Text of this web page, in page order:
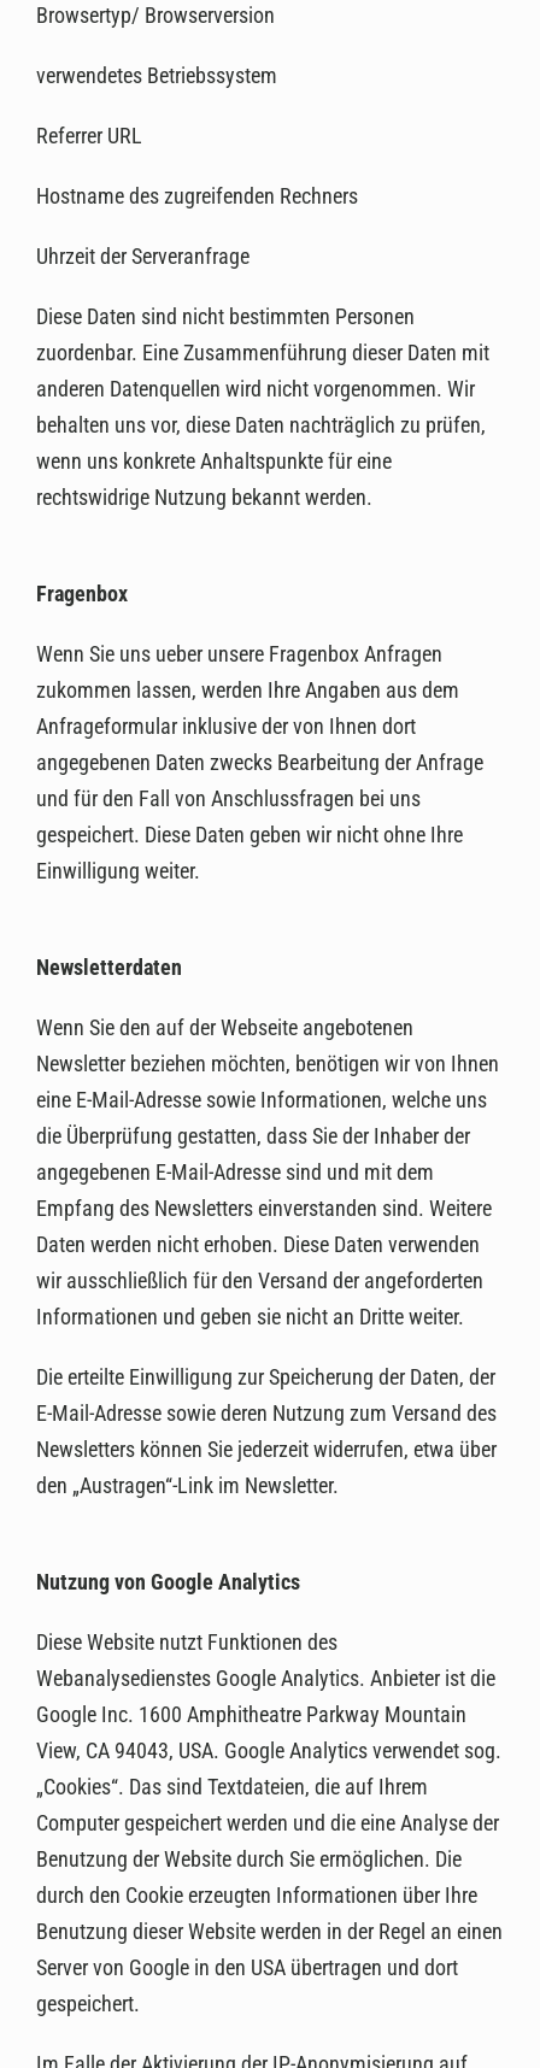
Browsertyp/ Browserversion
verwendetes Betriebssystem
Referrer URL
Hostname des zugreifenden Rechners
Uhrzeit der Serveranfrage
Diese Daten sind nicht bestimmten Personen
zuordenbar. Eine Zusammenführung dieser Daten mit
anderen Datenquellen wird nicht vorgenommen. Wir
behalten uns vor, diese Daten nachträglich zu prüfen,
wenn uns konkrete Anhaltspunkte für eine
rechtswidrige Nutzung bekannt werden.
Fragenbox
Wenn Sie uns ueber unsere Fragenbox Anfragen
zukommen lassen, werden Ihre Angaben aus dem
Anfrageformular inklusive der von Ihnen dort
angegebenen Daten zwecks Bearbeitung der Anfrage
und für den Fall von Anschlussfragen bei uns
gespeichert. Diese Daten geben wir nicht ohne Ihre
Einwilligung weiter.
Newsletterdaten
Wenn Sie den auf der Webseite angebotenen
Newsletter beziehen möchten, benötigen wir von Ihnen
eine E-Mail-Adresse sowie Informationen, welche uns
die Überprüfung gestatten, dass Sie der Inhaber der
angegebenen E-Mail-Adresse sind und mit dem
Empfang des Newsletters einverstanden sind. Weitere
Daten werden nicht erhoben. Diese Daten verwenden
wir ausschließlich für den Versand der angeforderten
Informationen und geben sie nicht an Dritte weiter.
Die erteilte Einwilligung zur Speicherung der Daten, der
E-Mail-Adresse sowie deren Nutzung zum Versand des
Newsletters können Sie jederzeit widerrufen, etwa über
den „Austragen“-Link im Newsletter.
Nutzung von Google Analytics
Diese Website nutzt Funktionen des
Webanalysedienstes Google Analytics. Anbieter ist die
Google Inc. 1600 Amphitheatre Parkway Mountain
View, CA 94043, USA. Google Analytics verwendet sog.
„Cookies“. Das sind Textdateien, die auf Ihrem
Computer gespeichert werden und die eine Analyse der
Benutzung der Website durch Sie ermöglichen. Die
durch den Cookie erzeugten Informationen über Ihre
Benutzung dieser Website werden in der Regel an einen
Server von Google in den USA übertragen und dort
gespeichert.